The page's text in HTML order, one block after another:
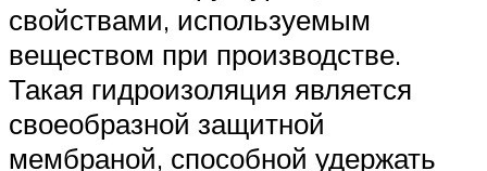
свойствами, используемым
веществом при производстве.
Такая гидроизоляция является
своеобразной защитной
мембраной, способной удержать